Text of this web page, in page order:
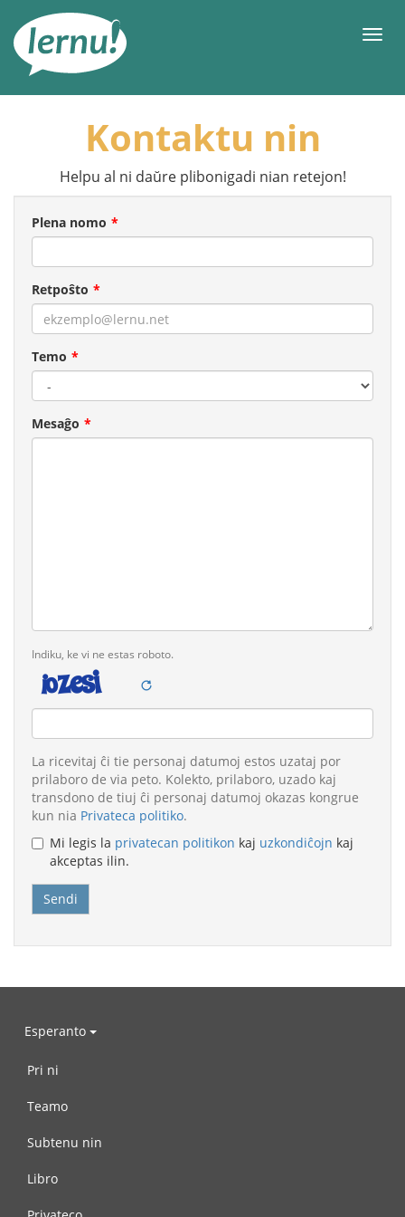
enhavo
Kontaktu nin
Helpu al ni daŭre plibonigadi nian retejon!
Plena nomo
Retpoŝto
Temo
Mesaĝo
Indiku, ke vi ne estas roboto.
Juraj
rimarkoj
La ricevitaj ĉi tie personaj datumoj estos uzataj por
prilaboro de via peto. Kolekto, prilaboro, uzado kaj
transdono de tiuj ĉi personaj datumoj okazas kongrue
kun nia Privateca politiko.
Mi legis la privatecan politikon kaj uzkondiĉojn kaj
akceptas ilin.
Esperanto
Pri ni
Teamo
Subtenu nin
Libro